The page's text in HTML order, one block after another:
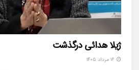
ژیلا هدائی درگذشت